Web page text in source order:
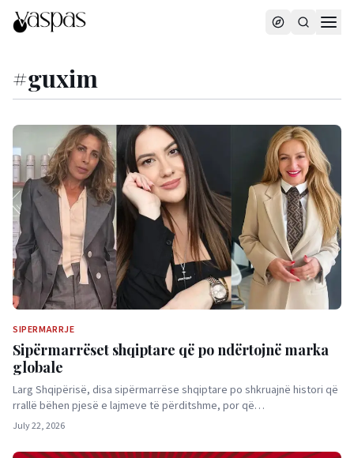
#guxim
SIPERMARRJE
Sipërmarrëset shqiptare që po ndërtojnë marka
globale
Larg Shqipërisë, disa sipërmarrëse shqiptare po shkruajnë histori që
rrallë bëhen pjesë e lajmeve të përditshme, por që…
July 22, 2026